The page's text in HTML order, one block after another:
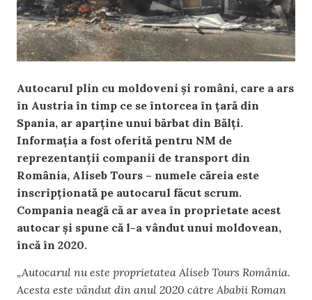
Autocarul plin cu moldoveni și români, care a ars
în Austria în timp ce se întorcea în țară din
Spania, ar aparține unui bărbat din Bălți.
Informația a fost oferită pentru NM de
reprezentanții companii de transport din
România, Aliseb Tours – numele căreia este
inscripționată pe autocarul făcut scrum.
Compania neagă că ar avea în proprietate acest
autocar și spune că l-a vândut unui moldovean,
încă în 2020.
„Autocarul nu este proprietatea Aliseb Tours România.
Acesta este vândut din anul 2020 către Ababii Roman